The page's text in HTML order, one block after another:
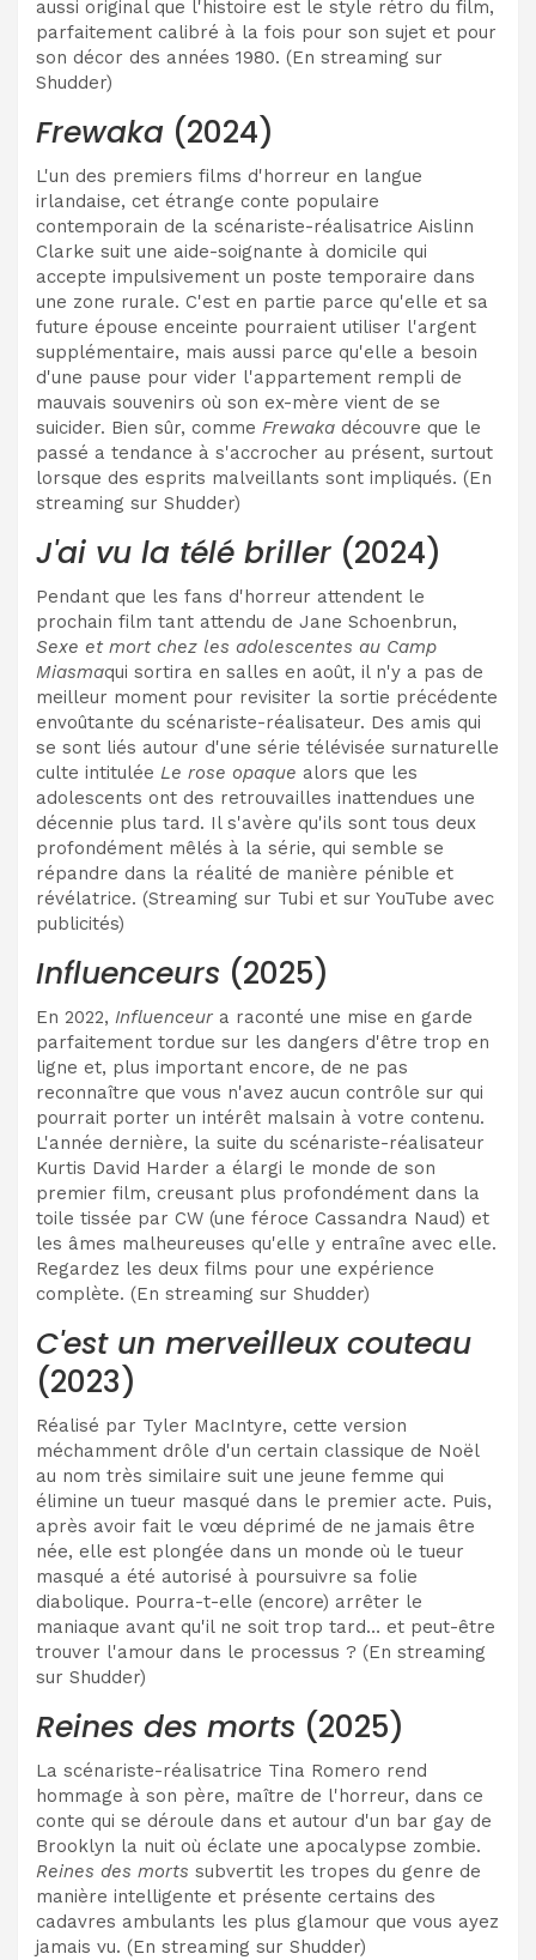
aussi original que l'histoire est le style rétro du film,
parfaitement calibré à la fois pour son sujet et pour
son décor des années 1980. (En streaming sur
Shudder)
Frewaka (2024)
L'un des premiers films d'horreur en langue
irlandaise, cet étrange conte populaire
contemporain de la scénariste-réalisatrice Aislinn
Clarke suit une aide-soignante à domicile qui
accepte impulsivement un poste temporaire dans
une zone rurale. C'est en partie parce qu'elle et sa
future épouse enceinte pourraient utiliser l'argent
supplémentaire, mais aussi parce qu'elle a besoin
d'une pause pour vider l'appartement rempli de
mauvais souvenirs où son ex-mère vient de se
suicider. Bien sûr, comme Frewaka découvre que le
passé a tendance à s'accrocher au présent, surtout
lorsque des esprits malveillants sont impliqués. (En
streaming sur Shudder)
J'ai vu la télé briller (2024)
Pendant que les fans d'horreur attendent le
prochain film tant attendu de Jane Schoenbrun,
Sexe et mort chez les adolescentes au Camp
Miasmaqui sortira en salles en août, il n'y a pas de
meilleur moment pour revisiter la sortie précédente
envoûtante du scénariste-réalisateur. Des amis qui
se sont liés autour d'une série télévisée surnaturelle
culte intitulée Le rose opaque alors que les
adolescents ont des retrouvailles inattendues une
décennie plus tard. Il s'avère qu'ils sont tous deux
profondément mêlés à la série, qui semble se
répandre dans la réalité de manière pénible et
révélatrice. (Streaming sur Tubi et sur YouTube avec
publicités)
Influenceurs (2025)
En 2022, Influenceur a raconté une mise en garde
parfaitement tordue sur les dangers d'être trop en
ligne et, plus important encore, de ne pas
reconnaître que vous n'avez aucun contrôle sur qui
pourrait porter un intérêt malsain à votre contenu.
L'année dernière, la suite du scénariste-réalisateur
Kurtis David Harder a élargi le monde de son
premier film, creusant plus profondément dans la
toile tissée par CW (une féroce Cassandra Naud) et
les âmes malheureuses qu'elle y entraîne avec elle.
Regardez les deux films pour une expérience
complète. (En streaming sur Shudder)
C'est un merveilleux couteau
(2023)
Réalisé par Tyler MacIntyre, cette version
méchamment drôle d'un certain classique de Noël
au nom très similaire suit une jeune femme qui
élimine un tueur masqué dans le premier acte. Puis,
après avoir fait le vœu déprimé de ne jamais être
née, elle est plongée dans un monde où le tueur
masqué a été autorisé à poursuivre sa folie
diabolique. Pourra-t-elle (encore) arrêter le
maniaque avant qu'il ne soit trop tard… et peut-être
trouver l'amour dans le processus ? (En streaming
sur Shudder)
Reines des morts (2025)
La scénariste-réalisatrice Tina Romero rend
hommage à son père, maître de l'horreur, dans ce
conte qui se déroule dans et autour d'un bar gay de
Brooklyn la nuit où éclate une apocalypse zombie.
Reines des morts subvertit les tropes du genre de
manière intelligente et présente certains des
cadavres ambulants les plus glamour que vous ayez
jamais vu. (En streaming sur Shudder)